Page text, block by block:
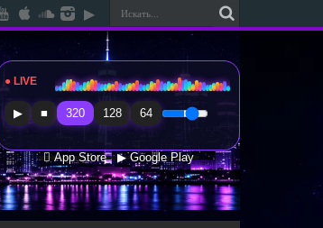
● LIVE Radio Sfera Music
▶ ■ 320 128 64
 App Store ▶ Google Play